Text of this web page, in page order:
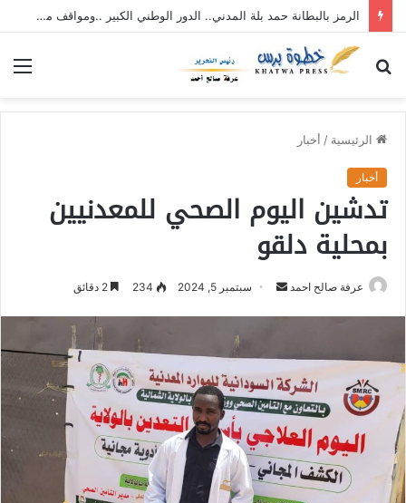
الرمز بالبطانة حمد بلة المدني.. الدور الوطني الكبير ..ومواقف مساندةوداعمة للمجتمع .
الرئيسية / أخبار
أخبار
تدشين اليوم الصحي للمعدنيين
بمحلية دلقو
عرفة صالح احمد
ب
ر
ي
د
ا
إ
سبتمبر 5, 2024 234